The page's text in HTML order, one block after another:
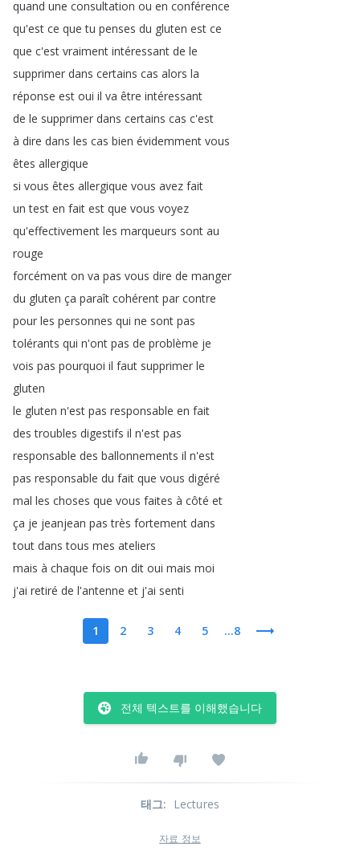
quand une consultation ou en conférence
qu'est ce que tu penses du gluten est ce
que c'est vraiment intéressant de le
supprimer dans certains cas alors la
réponse est oui il va être intéressant
de le supprimer dans certains cas c'est
à dire dans les cas bien évidemment vous
êtes allergique
si vous êtes allergique vous avez fait
un test en fait est que vous voyez
qu'effectivement les marqueurs sont au
rouge
forcément on va pas vous dire de manger
du gluten ça paraît cohérent par contre
pour les personnes qui ne sont pas
tolérants qui n'ont pas de problème je
vois pas pourquoi il faut supprimer le
gluten
le gluten n'est pas responsable en fait
des troubles digestifs il n'est pas
responsable des ballonnements il n'est
pas responsable du fait que vous digéré
mal les choses que vous faites à côté et
ça je jeanjean pas très fortement dans
tout dans tous mes ateliers
mais à chaque fois on dit oui mais moi
j'ai retiré de l'antenne et j'ai senti
1 2 3 4 5 ...8
전체 텍스트를 이해했습니다
태그: Lectures
자료 정보